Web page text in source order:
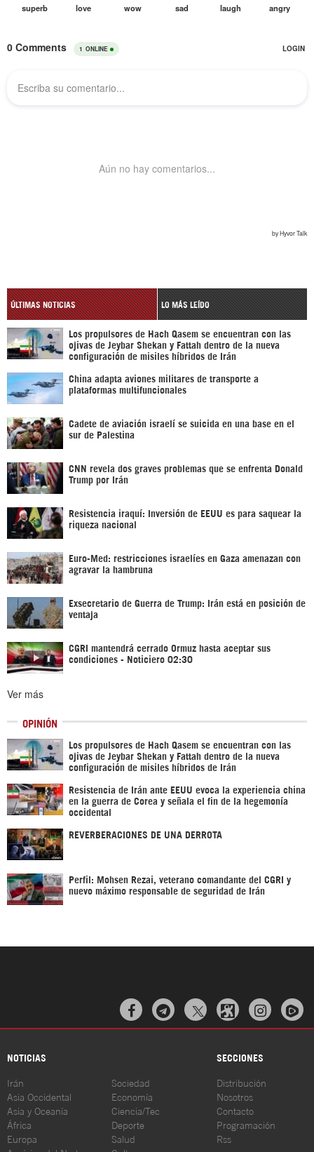
ÚLTIMAS NOTICIAS LO MÁS LEÍDO
Los propulsores de Hach Qasem se encuentran con las
ojivas de Jeybar Shekan y Fattah dentro de la nueva
configuración de misiles híbridos de Irán
China adapta aviones militares de transporte a
plataformas multifuncionales
Cadete de aviación israelí se suicida en una base en el
sur de Palestina
CNN revela dos graves problemas que se enfrenta Donald
Trump por Irán
Resistencia iraquí: Inversión de EEUU es para saquear la
riqueza nacional
Euro-Med: restricciones israelíes en Gaza amenazan con
agravar la hambruna
Exsecretario de Guerra de Trump: Irán está en posición de
ventaja
CGRI mantendrá cerrado Ormuz hasta aceptar sus
condiciones - Noticiero 02:30
Ver más
OPINIÓN
Los propulsores de Hach Qasem se encuentran con las
ojivas de Jeybar Shekan y Fattah dentro de la nueva
configuración de misiles híbridos de Irán
Resistencia de Irán ante EEUU evoca la experiencia china
en la guerra de Corea y señala el fin de la hegemonía
occidental
REVERBERACIONES DE UNA DERROTA
Perfil: Mohsen Rezai, veterano comandante del CGRI y
nuevo máximo responsable de seguridad de Irán
  
NOTICIAS SECCIONES
Irán
Asia Occidental
Asia y Oceanía
África
Europa
Sociedad
Economía
Ciencia/Tec
Deporte
Salud
Distribución
Nosotros
Contacto
Programación
Rss